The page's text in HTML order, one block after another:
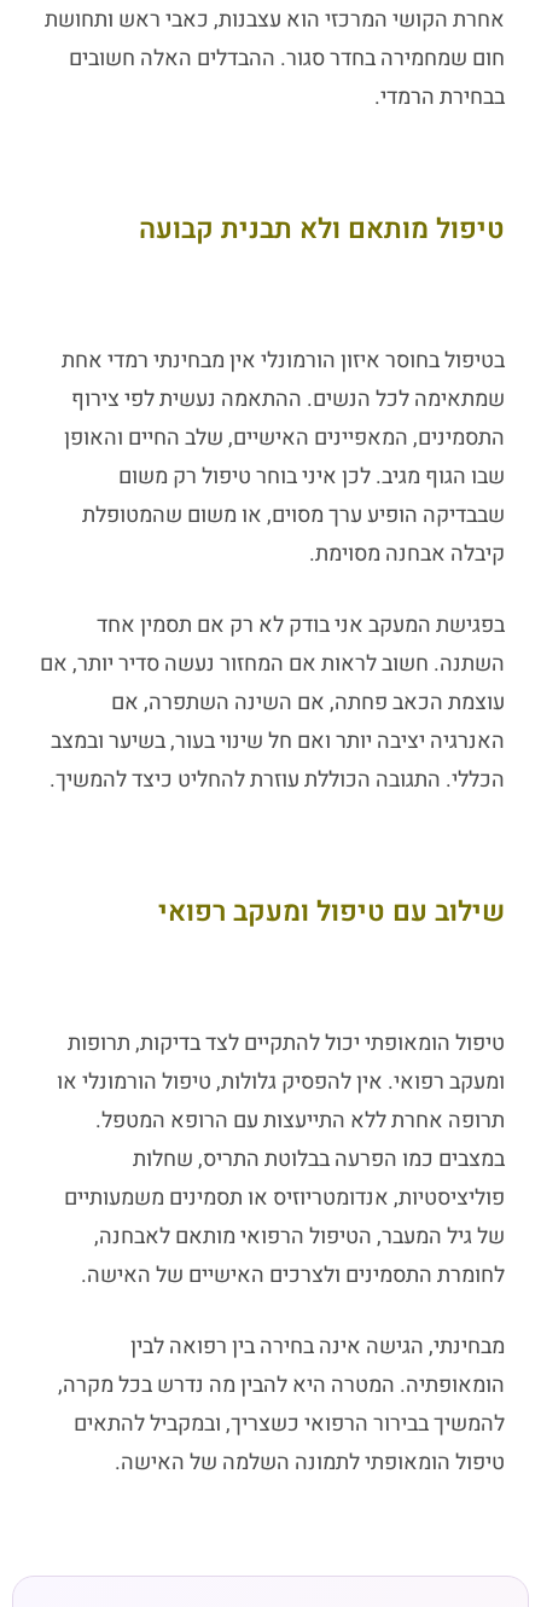
אחרת הקושי המרכזי הוא עצבנות, כאבי ראש ותחושת
חום שמחמירה בחדר סגור. ההבדלים האלה חשובים
בבחירת הרמדי.
טיפול מותאם ולא תבנית קבועה
בטיפול בחוסר איזון הורמונלי אין מבחינתי רמדי אחת
שמתאימה לכל הנשים. ההתאמה נעשית לפי צירוף
התסמינים, המאפיינים האישיים, שלב החיים והאופן
שבו הגוף מגיב. לכן איני בוחר טיפול רק משום
שבבדיקה הופיע ערך מסוים, או משום שהמטופלת
קיבלה אבחנה מסוימת.
בפגישת המעקב אני בודק לא רק אם תסמין אחד
השתנה. חשוב לראות אם המחזור נעשה סדיר יותר, אם
עוצמת הכאב פחתה, אם השינה השתפרה, אם
האנרגיה יציבה יותר ואם חל שינוי בעור, בשיער ובמצב
הכללי. התגובה הכוללת עוזרת להחליט כיצד להמשיך.
שילוב עם טיפול ומעקב רפואי
טיפול הומאופתי יכול להתקיים לצד בדיקות, תרופות
ומעקב רפואי. אין להפסיק גלולות, טיפול הורמונלי או
תרופה אחרת ללא התייעצות עם הרופא המטפל.
במצבים כמו הפרעה בבלוטת התריס, שחלות
פוליציסטיות, אנדומטריוזיס או תסמינים משמעותיים
של גיל המעבר, הטיפול הרפואי מותאם לאבחנה,
לחומרת התסמינים ולצרכים האישיים של האישה.
מבחינתי, הגישה אינה בחירה בין רפואה לבין
הומאופתיה. המטרה היא להבין מה נדרש בכל מקרה,
להמשיך בבירור הרפואי כשצריך, ובמקביל להתאים
טיפול הומאופתי לתמונה השלמה של האישה.